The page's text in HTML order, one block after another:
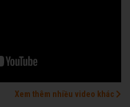
Xem thêm nhiều video khác